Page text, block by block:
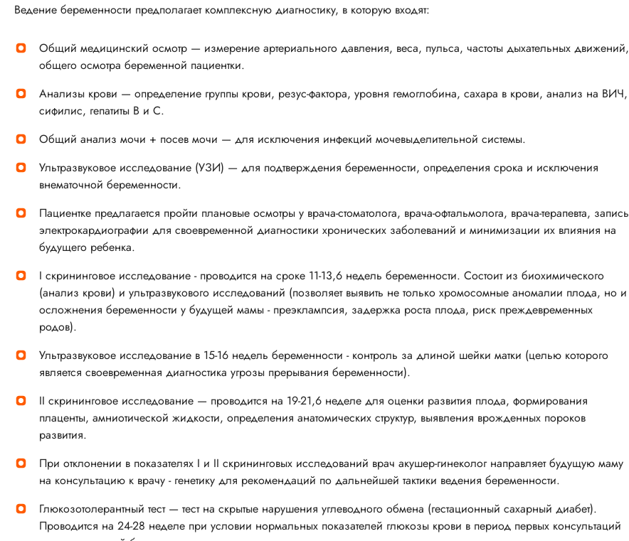
Ведение беременности предполагает комплексную диагностику, в которую входят:
Общий медицинский осмотр — измерение артериального давления, веса, пульса, частоты дыхательных движений,
общего осмотра беременной пациентки.
Анализы крови — определение группы крови, резус-фактора, уровня гемоглобина, сахара в крови, анализ на ВИЧ,
сифилис, гепатиты В и С.
Общий анализ мочи + посев мочи — для исключения инфекций мочевыделительной системы.
Ультразвуковое исследование (УЗИ) — для подтверждения беременности, определения срока и исключения
внематочной беременности.
Пациентке предлагается пройти плановые осмотры у врача-стоматолога, врача-офтальмолога, врача-терапевта, запись
электрокардиографии для своевременной диагностики хронических заболеваний и минимизации их влияния на
будущего ребенка.
I скрининговое исследование - проводится на сроке 11-13,6 недель беременности. Состоит из биохимического
(анализ крови) и ультразвукового исследований (позволяет выявить не только хромосомные аномалии плода, но и
осложнения беременности у будущей мамы - преэклампсия, задержка роста плода, риск преждевременных
родов).
Ультразвуковое исследование в 15-16 недель беременности - контроль за длиной шейки матки (целью которого
является своевременная диагностика угрозы прерывания беременности).
II скрининговое исследование — проводится на 19-21,6 неделе для оценки развития плода, формирования
плаценты, амниотической жидкости, определения анатомических структур, выявления врожденных пороков
развития.
При отклонении в показателях I и II скрининговых исследований врач акушер-гинеколог направляет будущую маму
на консультацию к врачу - генетику для рекомендаций по дальнейшей тактики ведения беременности.
Глюкозотолерантный тест — тест на скрытые нарушения углеводного обмена (гестационный сахарный диабет).
Проводится на 24-28 неделе при условии нормальных показателей глюкозы крови в период первых консультаций